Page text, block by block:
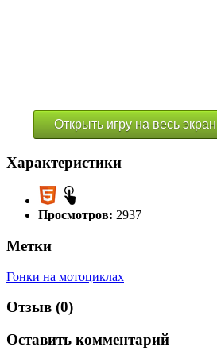
Открыть игру на весь экран
Характеристики
Просмотров: 2937
Метки
Гонки на мотоциклах
Отзыв (0)
Оставить комментарий